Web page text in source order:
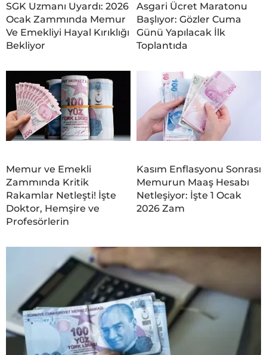
SGK Uzmanı Uyardı: 2026
Ocak Zammında Memur
Ve Emekliyi Hayal Kırıklığı
Bekliyor
Asgari Ücret Maratonu
Başlıyor: Gözler Cuma
Günü Yapılacak İlk
Toplantıda
Memur ve Emekli
Zammında Kritik
Rakamlar Netleşti! İşte
Doktor, Hemşire ve
Profesörlerin
Kasım Enflasyonu Sonrası
Memurun Maaş Hesabı
Netleşiyor: İşte 1 Ocak
2026 Zam